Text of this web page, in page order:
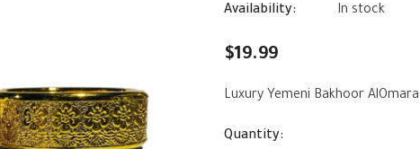
Availability: In stock
$19.99
Quantity: